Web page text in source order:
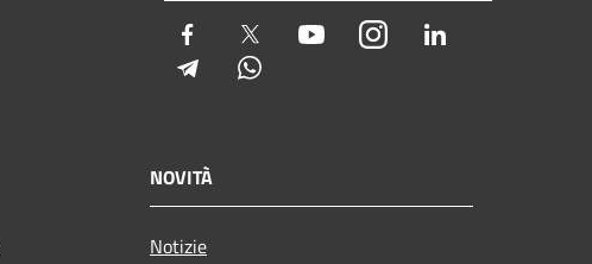
Facebook Twitter YoutubeInstagram
Telegram
NOVITÀ
Notizie